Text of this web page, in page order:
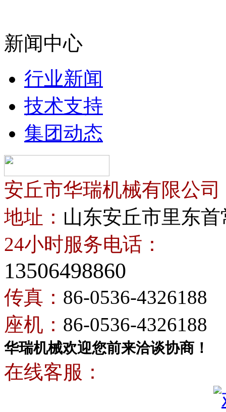
新闻中心
行业新闻
技术支持
集团动态
安丘市华瑞机械有限公司
地址： 山东安丘市里东
24小时服务电话：
13506498860
传真： 86-0536-4326188
座机： 86-0536-4326188
华瑞机械欢迎您前来洽谈协商！
在线客服：